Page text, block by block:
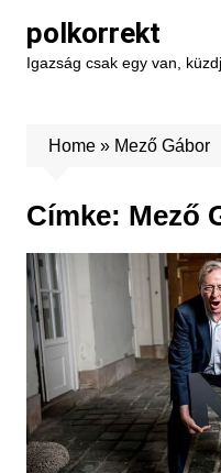
content
polkorrekt
Igazság csak egy van,
Home» Mező Gábor
Címke: Mező